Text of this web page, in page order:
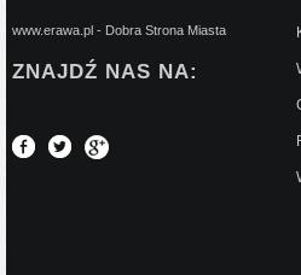
www.erawa.pl - Dobra Strona Miasta
ZNAJDŹ NAS NA: